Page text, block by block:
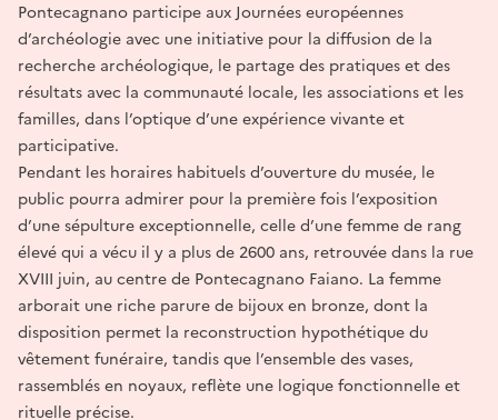
Pontecagnano participe aux Journées européennes
d’archéologie avec une initiative pour la diffusion de la
recherche archéologique, le partage des pratiques et des
résultats avec la communauté locale, les associations et les
familles, dans l’optique d’une expérience vivante et
participative.
Pendant les horaires habituels d’ouverture du musée, le
public pourra admirer pour la première fois l’exposition
d’une sépulture exceptionnelle, celle d’une femme de rang
élevé qui a vécu il y a plus de 2600 ans, retrouvée dans la rue
XVIII juin, au centre de Pontecagnano Faiano. La femme
arborait une riche parure de bijoux en bronze, dont la
disposition permet la reconstruction hypothétique du
vêtement funéraire, tandis que l’ensemble des vases,
rassemblés en noyaux, reflète une logique fonctionnelle et
rituelle précise.